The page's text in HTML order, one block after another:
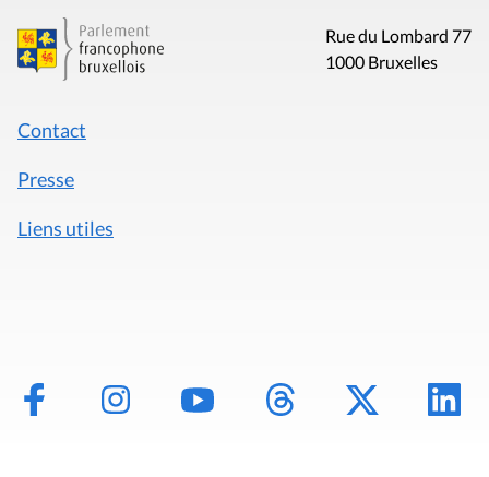
Rue du Lombard 77
1000 Bruxelles
Contact
Presse
Liens utiles